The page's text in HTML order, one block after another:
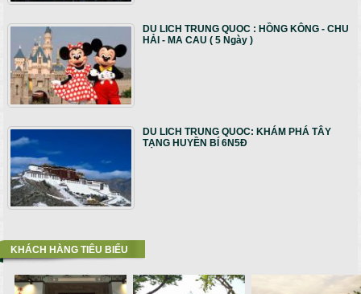
DU LICH TRUNG QUOC : HỒNG KÔNG - CHU
HẢI - MA CAU ( 5 Ngày )
DU LICH TRUNG QUOC: KHÁM PHÁ TÂY
TẠNG HUYỀN BÍ 6N5Đ
KHÁCH HÀNG TIÊU BIỂU